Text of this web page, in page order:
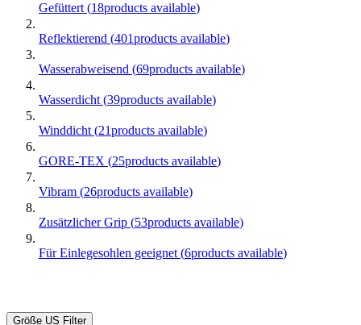
Gefüttert (18products available)
Reflektierend (401products available)
Wasserabweisend (69products available)
Wasserdicht (39products available)
Winddicht (21products available)
GORE-TEX (25products available)
Vibram (26products available)
Zusätzlicher Grip (53products available)
Für Einlegesohlen geeignet (6products available)
Größe US Filter